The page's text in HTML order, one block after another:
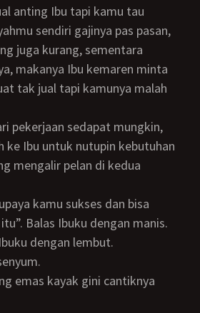
sendiri gajinya pas pasan,
juga kurang, sementara
makanya Ibu kemaren minta
tak jual tapi kamunya malah
ke Ibu untuk nutupin kebutuhan
mengalir pelan di kedua
Balas Ibuku dengan manis.
dengan lembut.